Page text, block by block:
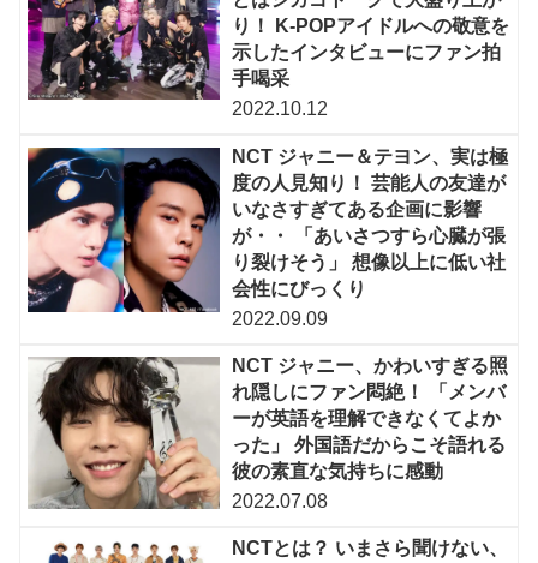
り！ K-POPアイドルへの敬意を
示したインタビューにファン拍
手喝采
2022.10.12
NCT ジャニー＆テヨン、実は極
度の人見知り！ 芸能人の友達が
いなさすぎてある企画に影響
が・・ 「あいさつすら心臓が張
り裂けそう」 想像以上に低い社
会性にびっくり
2022.09.09
NCT ジャニー、かわいすぎる照
れ隠しにファン悶絶！ 「メンバ
ーが英語を理解できなくてよか
った」 外国語だからこそ語れる
彼の素直な気持ちに感動
2022.07.08
NCTとは？ いまさら聞けない、